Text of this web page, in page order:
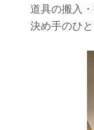
道具の搬入
決め手のひ